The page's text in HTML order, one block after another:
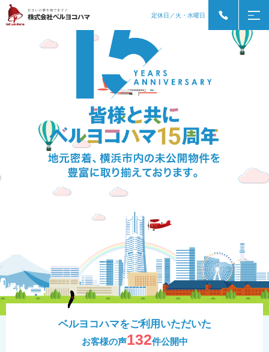
定休日／火・水曜日
ベルヨコハマをご利用いただいた
お客様の声132件公開中